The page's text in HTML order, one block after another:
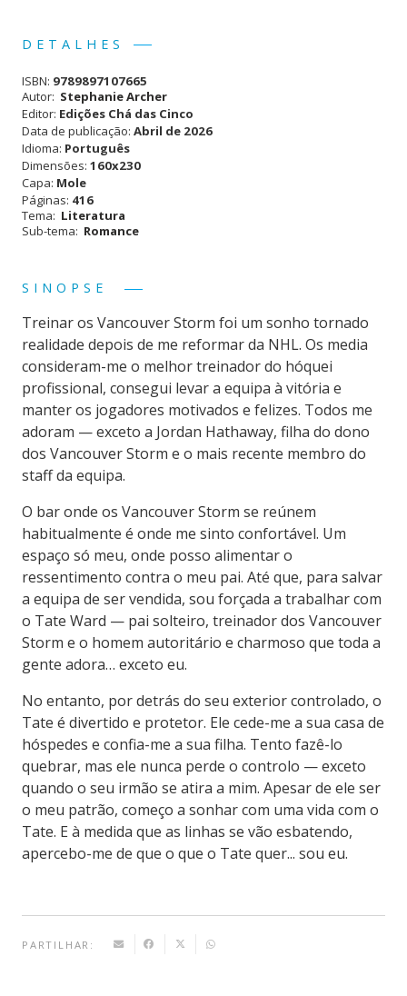
18,80 €.
(#5) -
Fora
do
Baralho
- The
Wild
DETALHES
ISBN: 9789897107665
Autor: Stephanie Archer
Editor: Edições Chá das Cinco
Data de publicação: Abril de 2026
Idioma: Português
Dimensões: 160x230
Capa: Mole
Páginas: 416
Tema: Literatura
Sub-tema: Romance
SINOPSE
Treinar os Vancouver Storm foi um sonho tornado
realidade depois de me reformar da NHL. Os media
consideram-me o melhor treinador do hóquei
profissional, consegui levar a equipa à vitória e
manter os jogadores motivados e felizes. Todos me
adoram — exceto a Jordan Hathaway, filha do dono
dos Vancouver Storm e o mais recente membro do
staff da equipa.
O bar onde os Vancouver Storm se reúnem
habitualmente é onde me sinto confortável. Um
espaço só meu, onde posso alimentar o
ressentimento contra o meu pai. Até que, para salvar
a equipa de ser vendida, sou forçada a trabalhar com
o Tate Ward — pai solteiro, treinador dos Vancouver
Storm e o homem autoritário e charmoso que toda a
gente adora… exceto eu.
No entanto, por detrás do seu exterior controlado, o
Tate é divertido e protetor. Ele cede-me a sua casa de
hóspedes e confia-me a sua filha. Tento fazê-lo
quebrar, mas ele nunca perde o controlo — exceto
quando o seu irmão se atira a mim. Apesar de ele ser
o meu patrão, começo a sonhar com uma vida com o
Tate. E à medida que as linhas se vão esbatendo,
apercebo-me de que o que o Tate quer... sou eu.
PARTILHAR: